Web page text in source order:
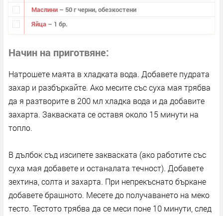
Маслини – 50 г черни, обезкостени
Яйца – 1 бр.
Начин на приготвяне
Натрошете маята в хладката вода. Добавете пудрата
захар и разбъркайте. Ако месите със суха мая трябва
да я разтворите в 200 мл хладка вода и да добавите
захарта. Закваската се оставя около 15 минути на
топло.
В дълбок съд изсипете закваската (ако работите със
суха мая добавете и останалата течност). Добавете
зехтина, солта и захарта. При непрекъснато бъркане
добавете брашното. Месете до получаването на меко
тесто. Тестото трябва да се меси поне 10 минути, след